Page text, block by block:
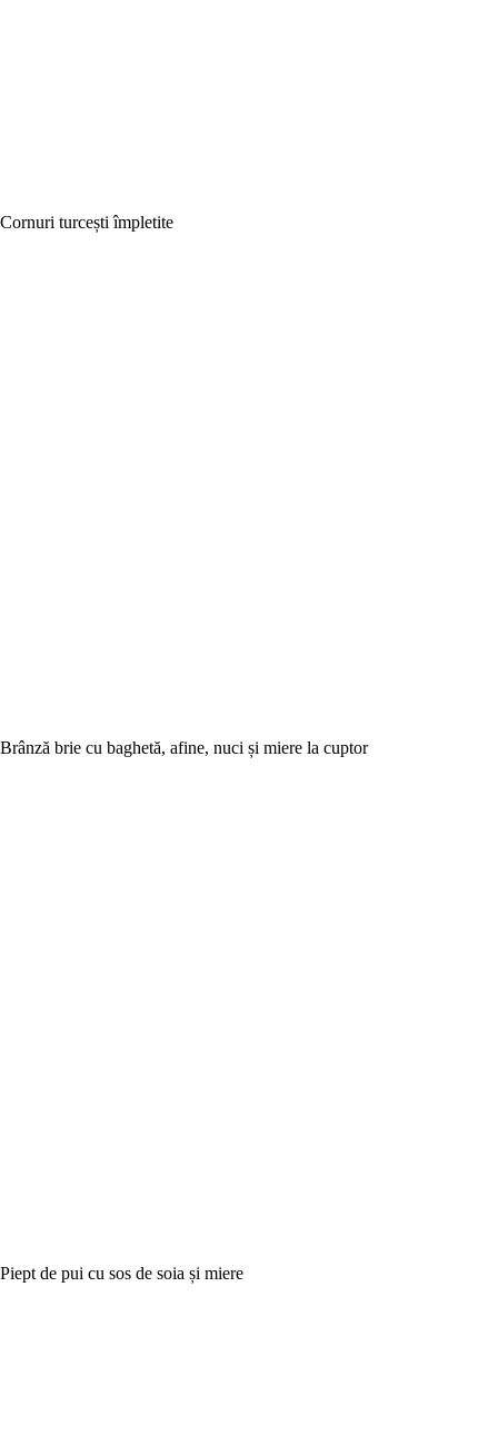
Cornuri turcești împletite
Brânză brie cu baghetă, afine, nuci și miere la cuptor
Piept de pui cu sos de soia și miere